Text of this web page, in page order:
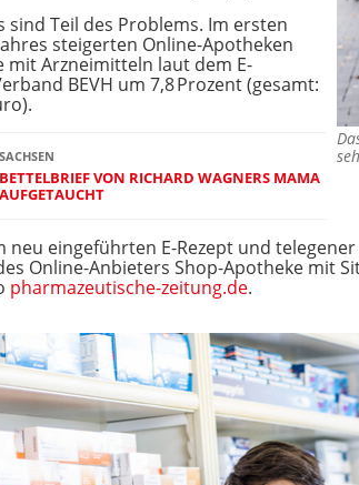
sind Teil des Problems. Im ersten
steigerten Online-Apotheken
mit Arzneimitteln laut dem E-
BEVH um 7,8 Prozent (gesamt:
SACHSEN
BETTELBRIEF VON RICHARD WAGNERS MAMA
AUFGETAUCHT
neu eingeführten E-Rezept und
Online-Anbieters Shop-Apotheke mit
pharmazeutische-zeitung.de.